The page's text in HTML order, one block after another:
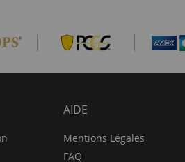
AIDE
Mentions Légales
FAQ